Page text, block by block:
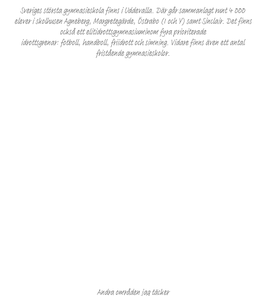
Sveriges störstagymnasieskolafinns i Uddevalla. Där går sammanlagt runt 4 000
elever i skolhusenAgneberg, Margretegärde, Östrabo(1 och Y) samtSinclair. Det finns
också ettelitidrottsgymnasiuminom fyra prioriterade
idrottsgrenar: fotboll, handboll, friidrottochsimning. Vidare finns även ett antal
fristående gymnasieskolor.
Andra områden jag täcker